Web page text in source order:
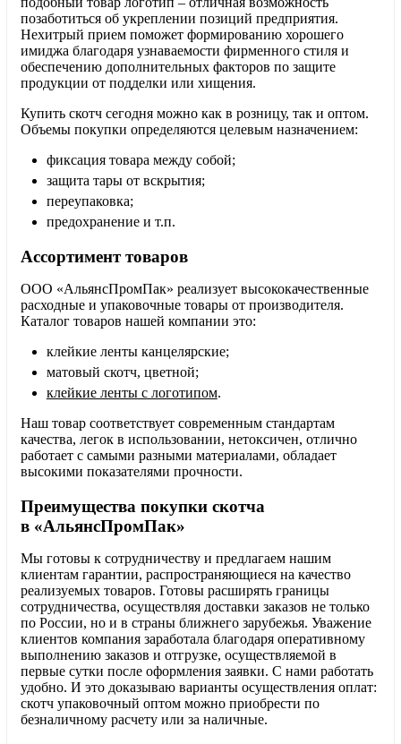
позаботиться об укреплении позиций предприятия.
Нехитрый прием поможет формированию хорошего
имиджа благодаря узнаваемости фирменного стиля и
обеспечению дополнительных факторов по защите
продукции от подделки или хищения.
Купить скотч сегодня можно как в розницу, так и оптом.
Объемы покупки определяются целевым назначением:
фиксация товара между собой;
защита тары от вскрытия;
переупаковка;
предохранение и т.п.
Ассортимент товаров
ООО «АльянсПромПак» реализует высококачественные
расходные и упаковочные товары от производителя.
Каталог товаров нашей компании это:
клейкие ленты канцелярские;
матовый скотч, цветной;
клейкие ленты с логотипом.
Наш товар соответствует современным стандартам
качества, легок в использовании, нетоксичен, отлично
работает с самыми разными материалами, обладает
высокими показателями прочности.
Преимущества покупки скотча
в «АльянсПромПак»
Мы готовы к сотрудничеству и предлагаем нашим
клиентам гарантии, распространяющиеся на качество
реализуемых товаров. Готовы расширять границы
сотрудничества, осуществляя доставки заказов не только
по России, но и в страны ближнего зарубежья. Уважение
клиентов компания заработала благодаря оперативному
выполнению заказов и отгрузке, осуществляемой в
первые сутки после оформления заявки. С нами работать
удобно. И это доказываю варианты осуществления оплат:
скотч упаковочный оптом можно приобрести по
безналичному расчету или за наличные.